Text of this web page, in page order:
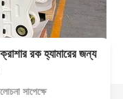
রক হ্যামারের জন্য
সাপেক্ষে